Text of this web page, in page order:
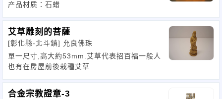
产品材质：石蜡
艾草雕刻的菩薩
[彰化縣-北斗鎮] 允良佛珠
單一尺寸,高大約53mm.艾草代表招百福一般人
也有在房屋前後栽種艾草
合金宗教證章-3